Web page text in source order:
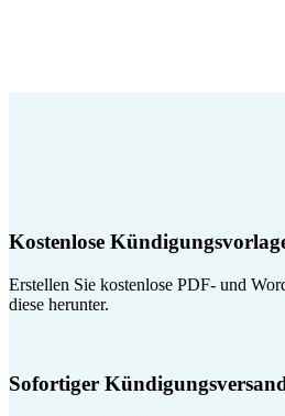
Kostenlose
Erstellen Sie kostenlose PDF- und
diese herunter.
Sofortiger